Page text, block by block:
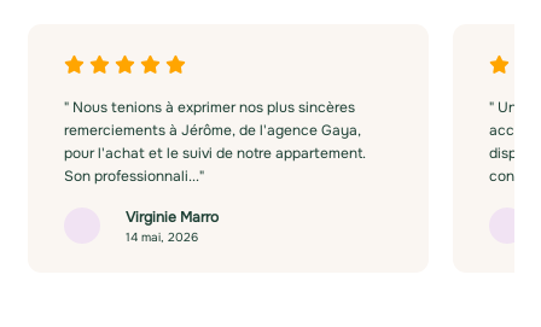
" Nous tenions à exprimer nos plus sincères
remerciements à Jérôme, de l'agence Gaya,
pour l'achat et le suivi de notre appartement.
Son professionnali..."
Virginie Marro
14 mai, 2026
" Un